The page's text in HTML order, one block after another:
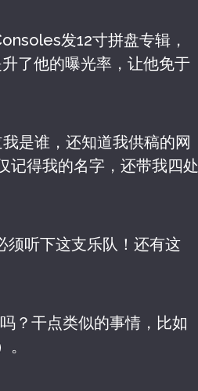
发12寸拼盘专辑，
了他的曝光率，让他免于
是谁，还知道我供稿的网
记得我的名字，还带我四处
须听下这支乐队！还有这
？干点类似的事情，比如